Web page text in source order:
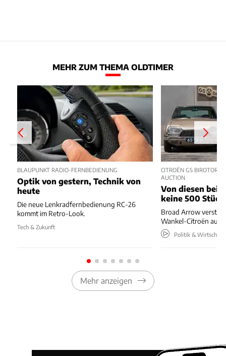
MEHR ZUM THEMA OLDTIMER
BLAUPUNKT RADIO-FERNBEDIENUNG
Optik von gestern, Technik von
heute
Die neue Lenkradfernbedienung RC-26
kommt im Retro-Look.
Tech & Zukunft
CITROËN GS BIROTOR
AUCTION
Von diesen
keine 500 Stück
Broad Arrow
Wankel-Citroën aus
Politik & Wirtschaft
Mehr anzeigen